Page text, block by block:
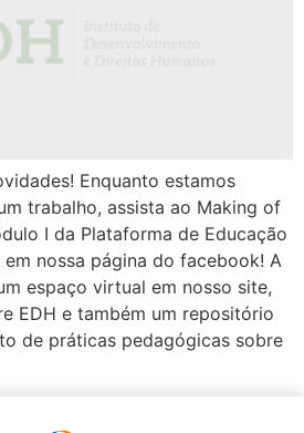
Enquanto estamos
trabalho, assista ao Making of
I da Plataforma de Educação
nossa página do facebook! A
espaço virtual em nosso site,
EDH e também um repositório
de práticas pedagógicas sobre